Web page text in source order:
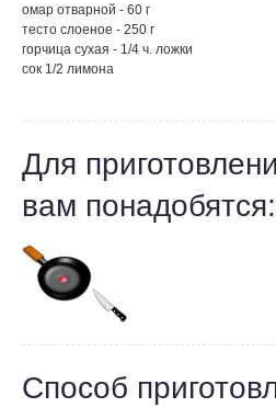
омар отварной - 60 г
тесто слоеное - 250 г
горчица сухая - 1/4 ч. ложки
сок 1/2 лимона
Для
вам понадобятся:
Способ